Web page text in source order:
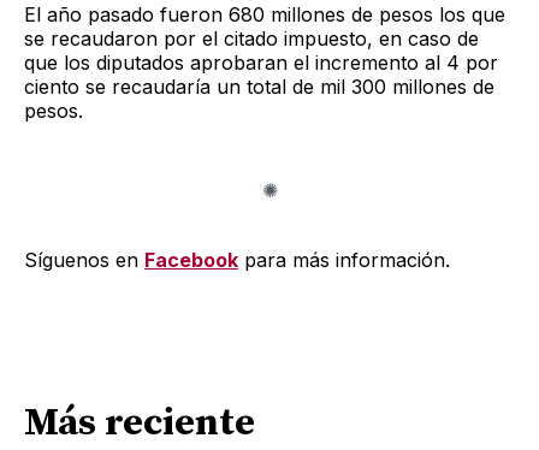
El año pasado fueron 680 millones de pesos los que
se recaudaron por el citado impuesto, en caso de
que los diputados aprobaran el incremento al 4 por
ciento se recaudaría un total de mil 300 millones de
pesos.
Síguenos en Facebook para más información.
Más reciente